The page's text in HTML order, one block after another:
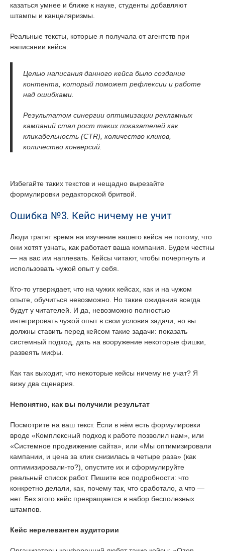
казаться умнее и ближе к науке, студенты добавляют
штампы и канцеляризмы.
Реальные тексты, которые я получала от агентств при
написании кейса:
Целью написания данного кейса было создание
контента, который поможет рефлексии и работе
над ошибками.
Результатом синергии оптимизации рекламных
кампаний стал рост таких показателей как
кликабельность (CTR), количество кликов,
количество конверсий.
Избегайте таких текстов и нещадно вырезайте
формулировки редакторской бритвой.
Ошибка №3. Кейс ничему не учит
Люди тратят время на изучение вашего кейса не потому, что
они хотят узнать, как работает ваша компания. Будем честны
— на вас им наплевать. Кейсы читают, чтобы почерпнуть и
использовать чужой опыт у себя.
Кто-то утверждает, что на чужих кейсах, как и на чужом
опыте, обучиться невозможно. Но такие ожидания всегда
будут у читателей. И да, невозможно полностью
интегрировать чужой опыт в свои условия задачи, но вы
должны ставить перед кейсом такие задачи: показать
системный подход, дать на вооружение некоторые фишки,
развеять мифы.
Как так выходит, что некоторые кейсы ничему не учат? Я
вижу два сценария.
Непонятно, как вы получили результат
Посмотрите на ваш текст. Если в нём есть формулировки
вроде «Комплексный подход к работе позволил нам», или
«Системное продвижение сайта», или «Мы оптимизировали
кампании, и цена за клик снизилась в четыре раза» (как
оптимизировали-то?), опустите их и сформулируйте
реальный список работ. Пишите все подробности: что
конкретно делали, как, почему так, что сработало, а что —
нет. Без этого кейс превращается в набор бесполезных
штампов.
Кейс нерелевантен аудитории